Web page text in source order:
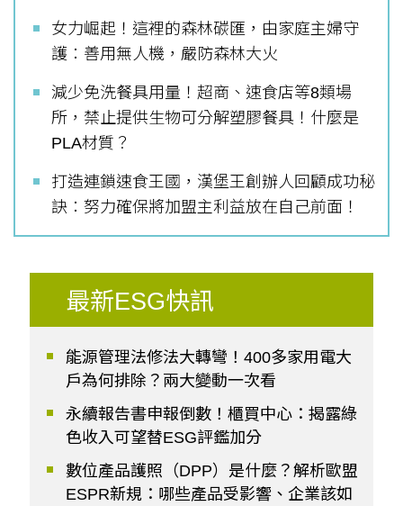
女力崛起！這裡的森林碳匯，由家庭主婦守
護：善用無人機，嚴防森林大火
減少免洗餐具用量！超商、速食店等8類場
所，禁止提供生物可分解塑膠餐具！什麼是
PLA材質？
打造連鎖速食王國，漢堡王創辦人回顧成功秘
訣：努力確保將加盟主利益放在自己前面！
最新ESG快訊
能源管理法修法大轉彎！400多家用電大
戶為何排除？兩大變動一次看
永續報告書申報倒數！櫃買中心：揭露綠
色收入可望替ESG評鑑加分
數位產品護照（DPP）是什麼？解析歐盟
ESPR新規：哪些產品受影響、企業該如